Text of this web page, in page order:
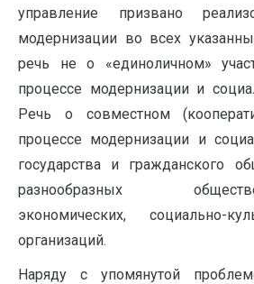
управление призвано
модернизации во всех
речь не о «единоличном»
процессе модернизации и
Речь о совместном
процессе модернизации и
государства и гражданского
разнообразных
экономических, социально-
организаций.
Наряду с упомянутой